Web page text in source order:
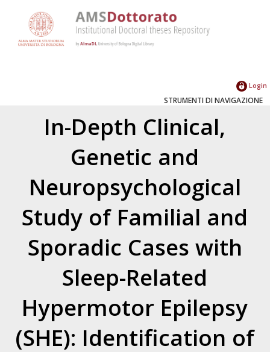
Login
STRUMENTI DI NAVIGAZIONE
In-Depth Clinical,
Genetic and
Neuropsychological
Study of Familial and
Sporadic Cases with
Sleep-Related
Hypermotor Epilepsy
(SHE): Identification of